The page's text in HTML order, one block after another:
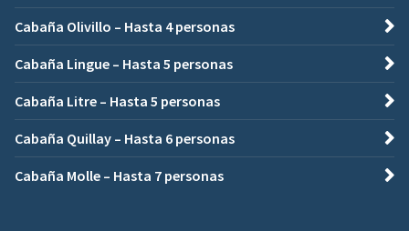
Cabaña Olivillo – Hasta 4 personas
Cabaña Lingue – Hasta 5 personas
Cabaña Litre – Hasta 5 personas
Cabaña Quillay – Hasta 6 personas
Cabaña Molle – Hasta 7 personas